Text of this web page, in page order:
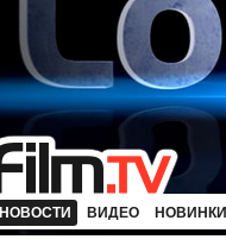
НОВОСТИ ВИДЕО НОВИНКИ